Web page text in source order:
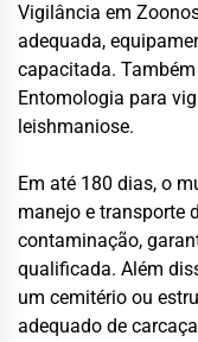
Vigilância em
adequada,
capacitada.
Entomologia para
leishmaniose.
Em até 180 dias, o
manejo e transporte
contaminação,
qualificada. Além
um cemitério ou
adequado de